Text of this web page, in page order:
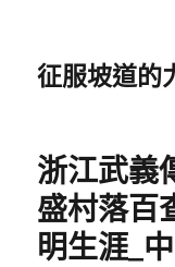
征服坡道的
浙江武義
盛村落百
明生涯_